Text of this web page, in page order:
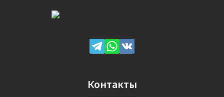
Контакты